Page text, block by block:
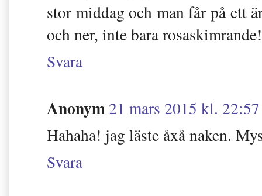
stor middag och man får på ett
och ner, inte bara rosaskimrande!
Svara
Anonym21 mars 2015 kl. 22:57
Hahaha! jag läste åxå naken.
Svara